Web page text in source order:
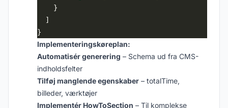
Implementeringskøreplan:
Automatisér generering – Schema ud fra CMS-
indholdsfelter
Tilføj manglende egenskaber – totalTime,
billeder, værktøjer
Implementér HowToSection – Til komplekse